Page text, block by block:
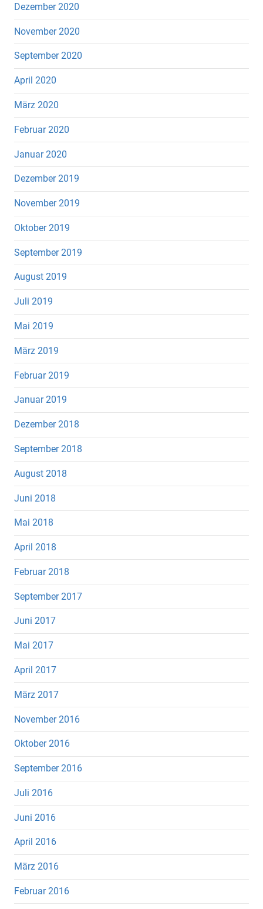
Dezember 2020
November 2020
September 2020
April 2020
März 2020
Februar 2020
Januar 2020
Dezember 2019
November 2019
Oktober 2019
September 2019
August 2019
Juli 2019
Mai 2019
März 2019
Februar 2019
Januar 2019
Dezember 2018
September 2018
August 2018
Juni 2018
Mai 2018
April 2018
Februar 2018
September 2017
Juni 2017
Mai 2017
April 2017
März 2017
November 2016
Oktober 2016
September 2016
Juli 2016
Juni 2016
April 2016
März 2016
Februar 2016